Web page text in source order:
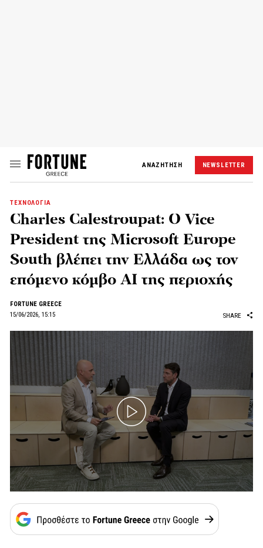
ΑΝΑΖΗΤΗΣΗ NEWSLETTER
ΤΕΧΝΟΛΟΓΙΑ
Charles Calestroupat: Ο Vice
President της Microsoft Europe
South βλέπει την Ελλάδα ως τον
επόμενο κόμβο AI της περιοχής
FORTUNE GREECE
15/06/2026, 15:15
SHARE